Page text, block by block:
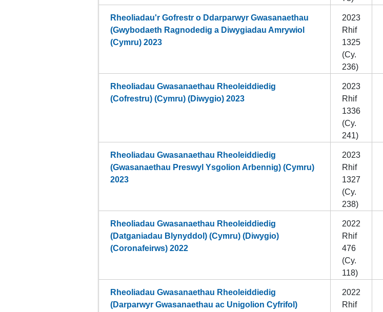
Rheoliadau'r Gofrestr o Ddarparwyr Gwasanaethau
(Gwybodaeth Ragnodedig a Diwygiadau Amrywiol
(Cymru) 2023
2023
Rhif
1325
(Cy.
236)
Rheoliadau Gwasanaethau Rheoleiddiedig
(Cofrestru) (Cymru) (Diwygio) 2023
2023
Rhif
1336
(Cy.
241)
Rheoliadau Gwasanaethau Rheoleiddiedig
(Gwasanaethau Preswyl Ysgolion Arbennig) (Cymru)
2023
2023
Rhif
1327
(Cy.
238)
Rheoliadau Gwasanaethau Rheoleiddiedig
(Datganiadau Blynyddol) (Cymru) (Diwygio)
(Coronafeirws) 2022
2022
Rhif
476
(Cy.
118)
Rheoliadau Gwasanaethau Rheoleiddiedig
(Darparwyr Gwasanaethau ac Unigolion Cyfrifol)
2022
Rhif